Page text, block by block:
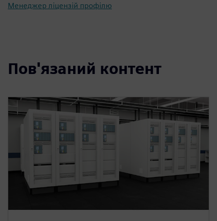
Менеджер ліцензій профілю
Пов'язаний контент